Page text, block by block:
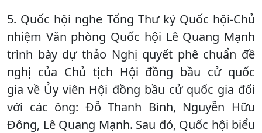
5. Quốc hội nghe Tổng Thư ký Quốc hội-Chủ
nhiệm Văn phòng Quốc hội Lê Quang Mạnh
trình bày dự thảo Nghị quyết phê chuẩn đề
nghị của Chủ tịch Hội đồng bầu cử quốc
gia về Ủy viên Hội đồng bầu cử quốc gia đối
với các ông: Đỗ Thanh Bình, Nguyễn Hữu
Đông, Lê Quang Mạnh. Sau đó, Quốc hội biểu